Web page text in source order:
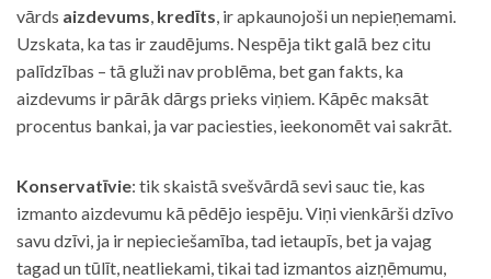
vārds aizdevums, kredīts, ir apkaunojoši un nepieņemami.
Uzskata, ka tas ir zaudējums. Nespēja tikt galā bez citu
palīdzības – tā gluži nav problēma, bet gan fakts, ka
aizdevums ir pārāk dārgs prieks viņiem. Kāpēc maksāt
procentus bankai, ja var paciesties, ieekonomēt vai sakrāt.
Konservatīvie: tik skaistā svešvārdā sevi sauc tie, kas
izmanto aizdevumu kā pēdējo iespēju. Viņi vienkārši dzīvo
savu dzīvi, ja ir nepieciešamība, tad ietaupīs, bet ja vajag
tagad un tūlīt, neatliekami, tikai tad izmantos aizņēmumu,